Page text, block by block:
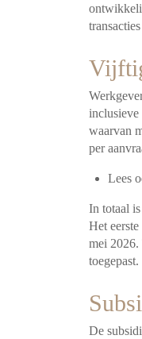
inclusieve
waarvan
per
Lees
In totaal
Het
mei 2026.
toegepast.
De